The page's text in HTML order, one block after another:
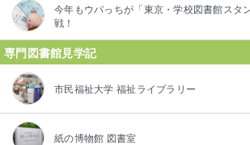
今年もウパっちが「東京・学校図書館スタ
戦！
専門図書館見学記
市民福祉大学 福祉ライブラリー
紙の博物館 図書室